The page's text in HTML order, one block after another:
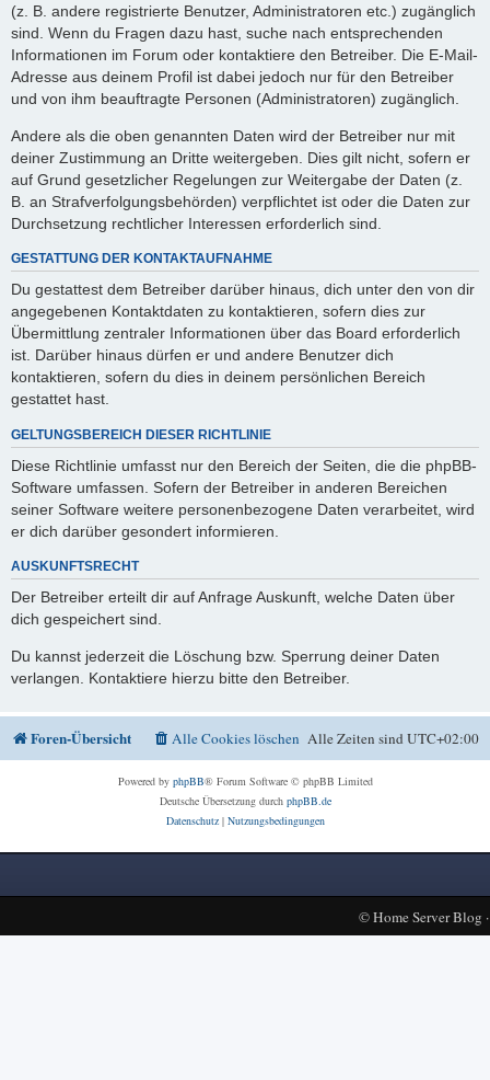
(z. B. andere registrierte Benutzer, Administratoren etc.) zugänglich
sind. Wenn du Fragen dazu hast, suche nach entsprechenden
Informationen im Forum oder kontaktiere den Betreiber. Die E-Mail-
Adresse aus deinem Profil ist dabei jedoch nur für den Betreiber
und von ihm beauftragte Personen (Administratoren) zugänglich.
Andere als die oben genannten Daten wird der Betreiber nur mit
deiner Zustimmung an Dritte weitergeben. Dies gilt nicht, sofern er
auf Grund gesetzlicher Regelungen zur Weitergabe der Daten (z.
B. an Strafverfolgungsbehörden) verpflichtet ist oder die Daten zur
Durchsetzung rechtlicher Interessen erforderlich sind.
GESTATTUNG DER KONTAKTAUFNAHME
Du gestattest dem Betreiber darüber hinaus, dich unter den von dir
angegebenen Kontaktdaten zu kontaktieren, sofern dies zur
Übermittlung zentraler Informationen über das Board erforderlich
ist. Darüber hinaus dürfen er und andere Benutzer dich
kontaktieren, sofern du dies in deinem persönlichen Bereich
gestattet hast.
GELTUNGSBEREICH DIESER RICHTLINIE
Diese Richtlinie umfasst nur den Bereich der Seiten, die die phpBB-
Software umfassen. Sofern der Betreiber in anderen Bereichen
seiner Software weitere personenbezogene Daten verarbeitet, wird
er dich darüber gesondert informieren.
AUSKUNFTSRECHT
Der Betreiber erteilt dir auf Anfrage Auskunft, welche Daten über
dich gespeichert sind.
Du kannst jederzeit die Löschung bzw. Sperrung deiner Daten
verlangen. Kontaktiere hierzu bitte den Betreiber.
Foren-Übersicht Alle Zeiten sindUTC+02:00
Alle Cookies löschen
Powered by phpBB® Forum Software © phpBB Limited
Deutsche Übersetzung durch phpBB.de
Datenschutz| Nutzungsbedingungen
©Home Server Blog